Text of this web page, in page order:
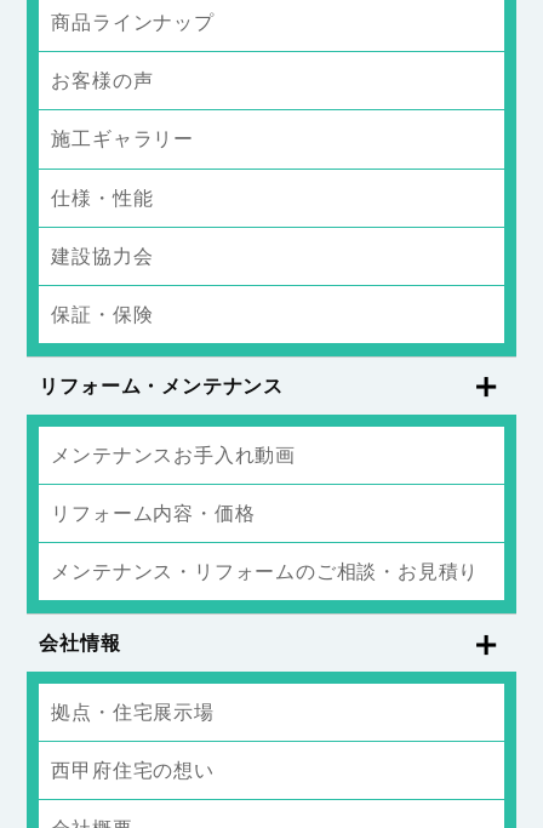
商品ラインナップ
お客様の声
施工ギャラリー
仕様・性能
建設協力会
保証・保険
リフォーム・メンテナンス
メンテナンスお手入れ動画
リフォーム内容・価格
メンテナンス・リフォームのご相談・お見積り
会社情報
拠点・住宅展示場
西甲府住宅の想い